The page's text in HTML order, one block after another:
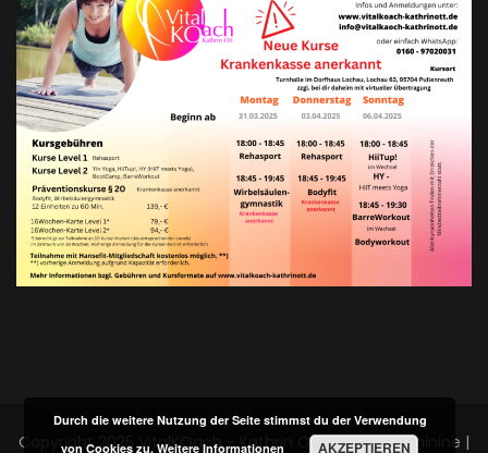
Copyright 2025 VitalKOach - Kathrin OttBlossom Feminine |
Durch die weitere Nutzung der Seite stimmst du der Verwendung
von Cookies zu.Weitere Informationen AKZEPTIEREN